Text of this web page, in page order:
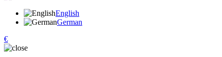
English
German
€